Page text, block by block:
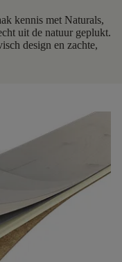
kennis met Naturals,
uit de natuur geplukt.
design en zachte,